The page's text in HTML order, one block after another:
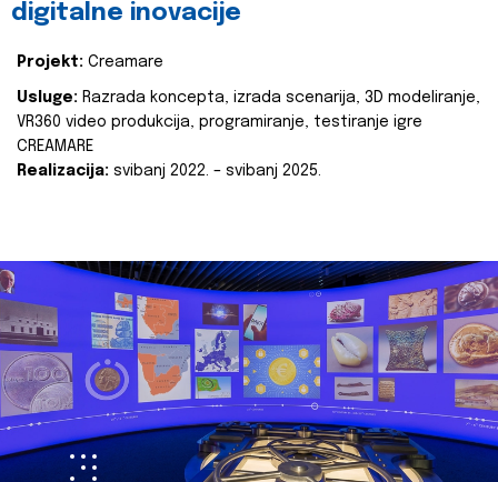
digitalne inovacije
Projekt: Creamare
Usluge: Razrada koncepta, izrada scenarija, 3D modeliranje,
VR360 video produkcija, programiranje, testiranje igre
CREAMARE
Realizacija: svibanj 2022. – svibanj 2025.